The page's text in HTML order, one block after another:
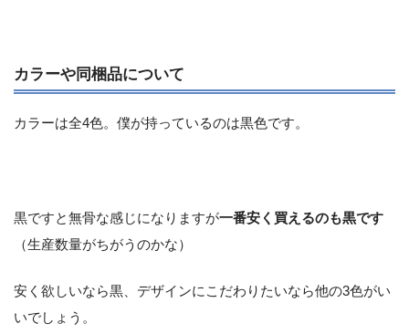
カラーや同梱品について
カラーは全4色。僕が持っているのは黒色です。
黒ですと無骨な感じになりますが一番安く買えるのも黒です
（生産数量がちがうのかな）
安く欲しいなら黒、デザインにこだわりたいなら他の3色がい
いでしょう。